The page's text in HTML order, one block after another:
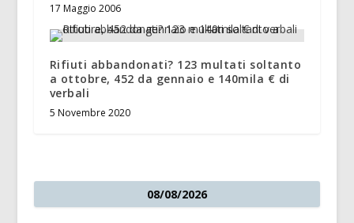
17 Maggio 2006
Rifiuti abbandonati? 123 multati soltanto
a ottobre, 452 da gennaio e 140mila € di
verbali
5 Novembre 2020
08/08/2026